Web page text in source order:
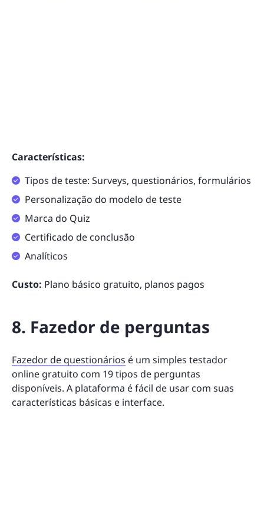
Características:
Tipos de teste: Surveys, questionários, formulários
Personalização do modelo de teste
Marca do Quiz
Certificado de conclusão
Analíticos
Custo: Plano básico gratuito, planos pagos
8. Fazedor de perguntas
Fazedor de questionários é um simples testador
online gratuito com 19 tipos de perguntas
disponíveis. A plataforma é fácil de usar com suas
características básicas e interface.